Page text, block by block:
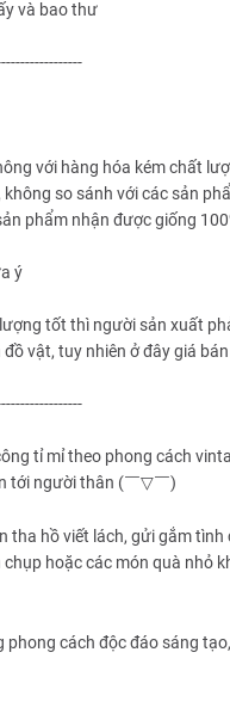
và bao thư
với hàng hóa kém chất
so sánh với các sản
phẩm nhận được giống
ý
tốt thì người sản xuất
vật, tuy nhiên ở đây giá
tỉ mỉ theo phong cách
tới người thân (￣▽￣)
tha hồ viết lách, gửi gắm
hoặc các món quà nhỏ
phong cách độc đáo sáng tạo